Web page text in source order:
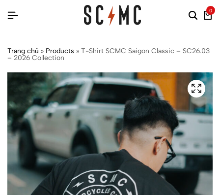
0
Trang chủ » Products » T-Shirt SCMC Saigon Classic – SC26.03
– 2026 Collection